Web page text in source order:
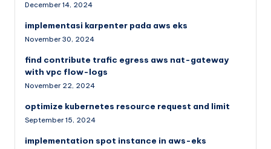
December 14, 2024
implementasi karpenter pada aws eks
November 30, 2024
find contribute trafic egress aws nat-gateway
with vpc flow-logs
November 22, 2024
optimize kubernetes resource request and limit
September 15, 2024
implementation spot instance in aws-eks